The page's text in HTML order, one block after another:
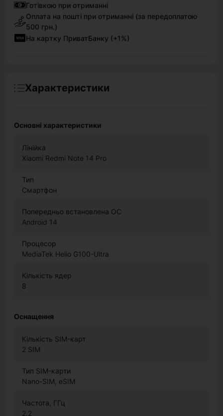
Готівкою при отриманні
Оплата на пошті при отриманні (за передоплатою
500 грн.)
На картку ПриватБанку (+1%)
Характеристики
Основні характеристики
Лінійка
Xiaomi Redmi Note 14 Pro
Тип
Смартфон
Попередньо встановлена ОС
Android 14
Процесор
MediaTek Helio G100-Ultra
Кількість ядер
8
Оснащення
Кількість SIM-карт
2 SIM
Тип SIM-карти
Nano-SIM, eSIM
Частота, ГГц
2.2